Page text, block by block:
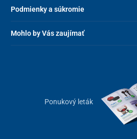
Podmienky a súkromie
Mohlo by Vás zaujímať
Ponukový leták